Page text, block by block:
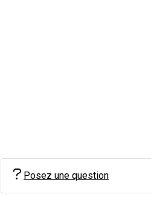
Posez une question